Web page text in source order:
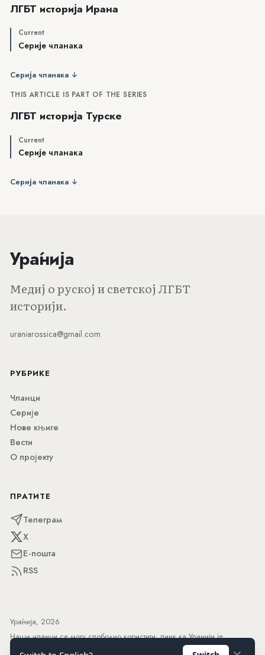
ЛГБТ историја Ирана
Current
Серије чланака
Серија чланака ↓
THIS ARTICLE IS PART OF THE SERIES
ЛГБТ историја Турске
Current
Серије чланака
Серија чланака ↓
Ура́нија
Медиј о руској и светској ЛГБТ
историји.
uraniarossica@gmail.com
РУБРИКЕ
Чланци
Серије
Нове књиге
Вести
О пројекту
ПРАТИТЕ
Телеграм
X
Е-пошта
RSS
Ура́нија, 2026
Наши чланци се могу слободно користити; линк ка Уранији је